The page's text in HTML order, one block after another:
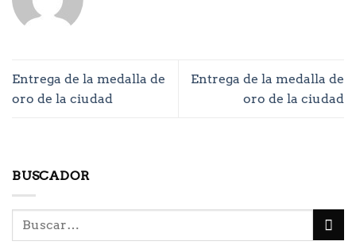
Entrega de la medalla de
oro de la ciudad
Entrega de la medalla de
oro de la ciudad
BUSCADOR